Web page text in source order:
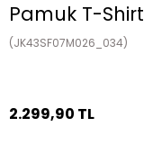
Pamuk T-Shirt
(JK43SF07M026_034)
2.299,90 TL